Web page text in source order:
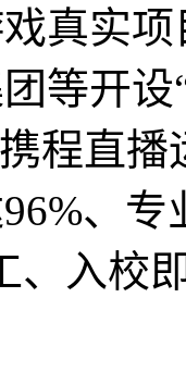
真实
等开
程直
、
、入校